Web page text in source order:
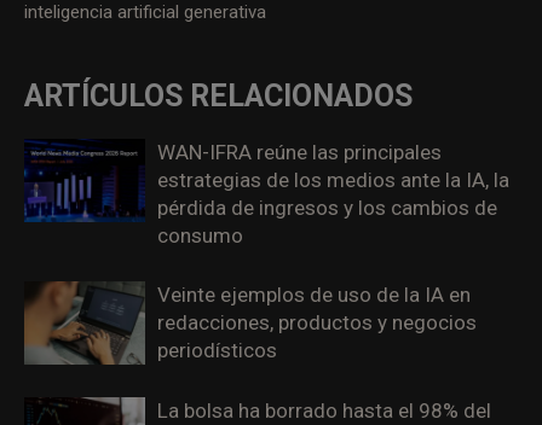
inteligencia artificial generativa
ARTÍCULOS RELACIONADOS
WAN-IFRA reúne las principales
estrategias de los medios ante la IA, la
pérdida de ingresos y los cambios de
consumo
Veinte ejemplos de uso de la IA en
redacciones, productos y negocios
periodísticos
La bolsa ha borrado hasta el 98% del